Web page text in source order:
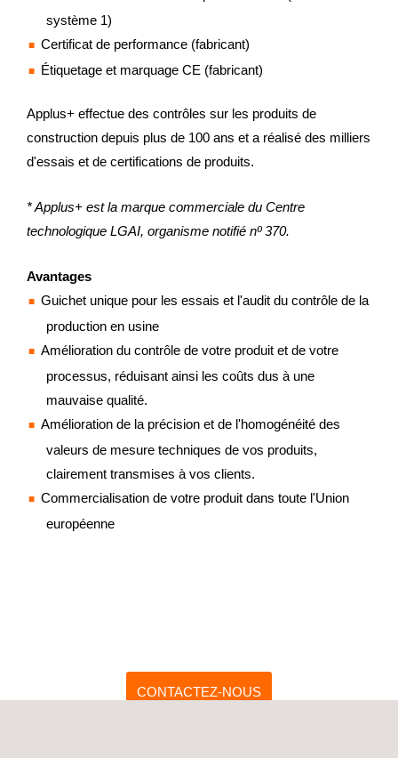
système 1)
Certificat de performance (fabricant)
Étiquetage et marquage CE (fabricant)
Applus+ effectue des contrôles sur les produits de
construction depuis plus de 100 ans et a réalisé des milliers
d'essais et de certifications de produits.
* Applus+ est la marque commerciale du Centre
technologique LGAI, organisme notifié nº 370.
Avantages
Guichet unique pour les essais et l'audit du contrôle de la
production en usine
Amélioration du contrôle de votre produit et de votre
processus, réduisant ainsi les coûts dus à une
mauvaise qualité.
Amélioration de la précision et de l'homogénéité des
valeurs de mesure techniques de vos produits,
clairement transmises à vos clients.
Commercialisation de votre produit dans toute l'Union
européenne
CONTACTEZ-NOUS